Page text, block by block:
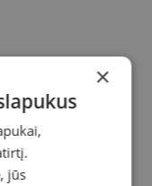
viešoji
×
jūs